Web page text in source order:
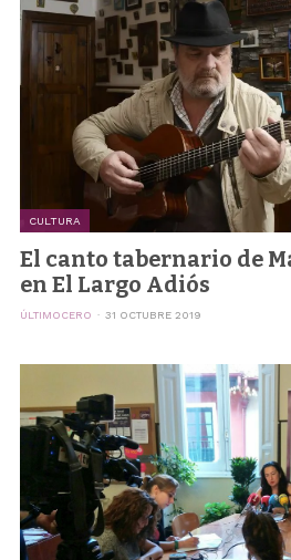
CULTURA
El canto tabernario de
en El Largo Adiós
ÚLTIMOCERO 31 OCTUBRE 2019